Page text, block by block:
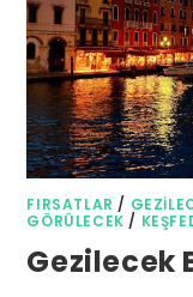
FIRSATLAR /
GÖRÜLECEK /
Gezilecek